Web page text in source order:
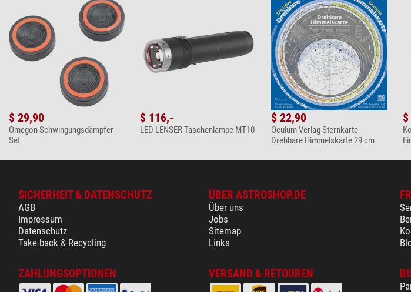
$ 29,90
Omegon Schwingungsdämpfer
Set
$ 116,-
LED LENSER Taschenlampe MT10
$ 22,90
Oculum Verlag Sternkarte
Drehbare Himmelskarte 29 cm
SICHERHEIT & DATENSCHUTZ
AGB
Impressum
Datenschutz
Take-back & Recycling
ÜBER ASTROSHOP.DE
Über uns
Jobs
Sitemap
Links
ZAHLUNGSOPTIONEN VERSAND & RETOUREN